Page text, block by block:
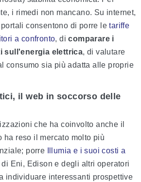
i rimedi non mancano. Su internet,
consentono di porre letariffe
a confronto, dicomparare i
sull'energia elettrica, di valutare
consumo sia più adatta alle proprie
il web in soccorso delle
che ha coinvolto anche il
ha reso il mercato molto più
porre Illumia e i suoi costi a
Eni, Edison e degli altri operatori
individuare interessanti prospettive